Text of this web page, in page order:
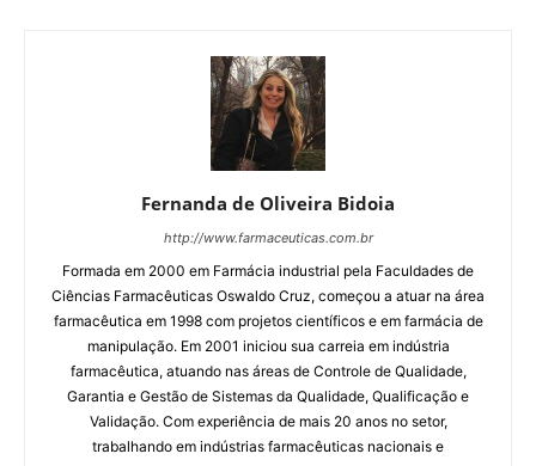
Fernanda de Oliveira Bidoia
http://www.farmaceuticas.com.br
Formada em 2000 em Farmácia industrial pela Faculdades de
Ciências Farmacêuticas Oswaldo Cruz, começou a atuar na área
farmacêutica em 1998 com projetos científicos e em farmácia de
manipulação. Em 2001 iniciou sua carreia em indústria
farmacêutica, atuando nas áreas de Controle de Qualidade,
Garantia e Gestão de Sistemas da Qualidade, Qualificação e
Validação. Com experiência de mais 20 anos no setor,
trabalhando em indústrias farmacêuticas nacionais e